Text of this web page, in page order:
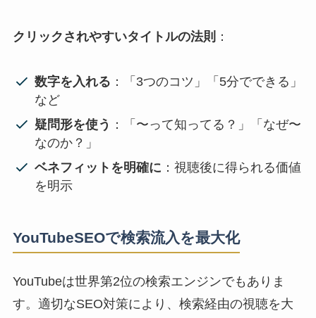
クリックされやすいタイトルの法則 ：
数字を入れる ：「3つのコツ」「5分でできる」
など
疑問形を使う ：「〜って知ってる？」「なぜ〜
なのか？」
ベネフィットを明確に ：視聴後に得られる価値
を明示
YouTubeSEOで検索流入を最大化
YouTubeは世界第2位の検索エンジンでもありま
す。適切なSEO対策により、検索経由の視聴を大